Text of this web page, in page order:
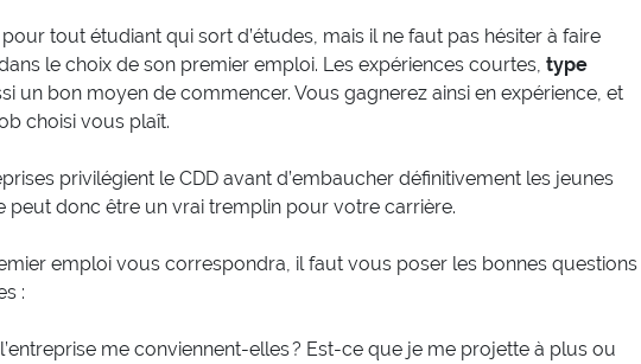
tout étudiant qui sort d’études, mais il ne faut pas hésiter à faire
le choix de son premier emploi. Les expériences courtes, type
un bon moyen de commencer. Vous gagnerez ainsi en expérience, et
choisi vous plaît.
privilégient le CDD avant d’embaucher définitivement les jeunes
peut donc être un vrai tremplin pour votre carrière.
emploi vous correspondra, il faut vous poser les bonnes questions
:
me conviennent-elles ? Est-ce que je me projette à plus ou